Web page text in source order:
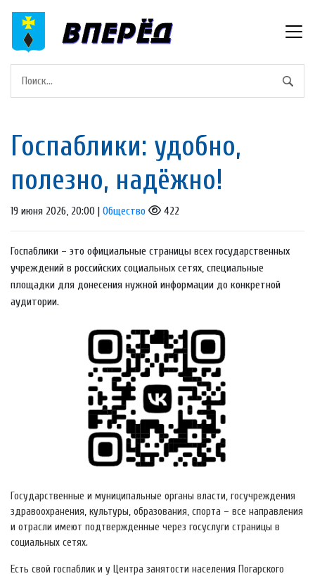
Госпаблики: удобно,
полезно, надёжно!
19 июня 2026, 20:00 | Общество 422
Госпаблики – это официальные страницы всех государственных
учреждений в российских социальных сетях, специальные
площадки для донесения нужной информации до конкретной
аудитории.
Государственные и муниципальные органы власти, госучреждения
здравоохранения, культуры, образования, спорта – все направления
и отрасли имеют подтвержденные через госуслуги страницы в
социальных сетях.
Есть свой госпаблик и у Центра занятости населения Погарского